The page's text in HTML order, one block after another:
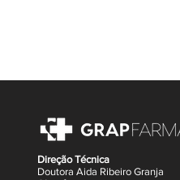
Direção Técnica
Doutora Aida Ribeiro Granja